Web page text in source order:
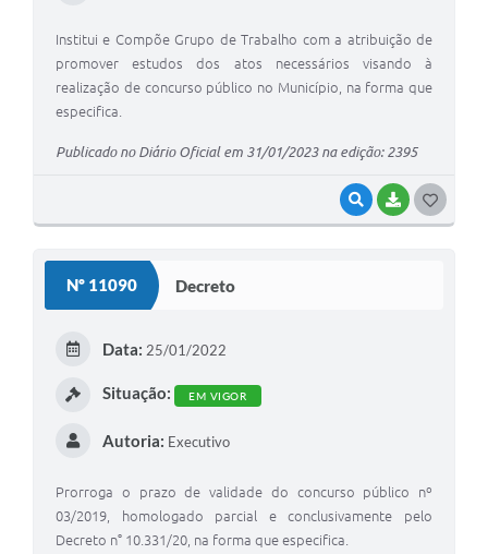
VISUALIZAR
BAIXAR
Institui e Compõe Grupo de Trabalho com a atribuição de
promover estudos dos atos necessários visando à
realização de concurso público no Município, na forma que
especifica.
Publicado no Diário Oficial em 31/01/2023 na edição: 2395
Nº 11090 Decreto
Data: 25/01/2022
Situação: EM VIGOR
Autoria: Executivo
Prorroga o prazo de validade do concurso público nº
03/2019, homologado parcial e conclusivamente pelo
Decreto n° 10.331/20, na forma que especifica.